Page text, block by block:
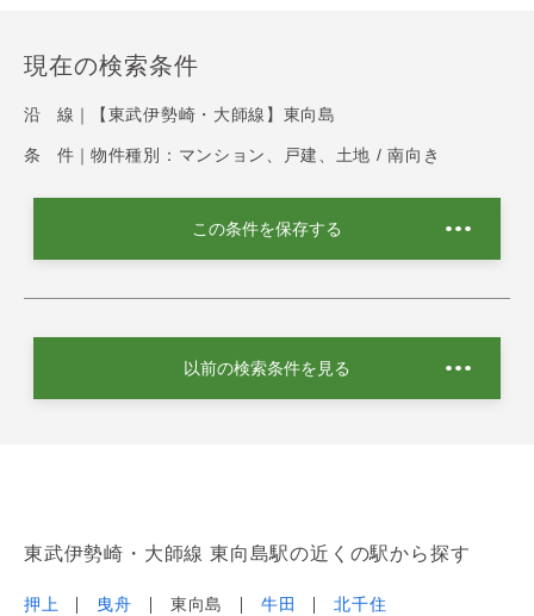
現在の検索条件
沿 線｜ 【東武伊勢崎・大師線】東向島
条 件｜ 物件種別：マンション、戸建、土地 / 南向き
この条件を保存する
以前の検索条件を見る
東武伊勢崎・大師線 東向島駅の近くの駅から探す
押上 曳舟 東向島 牛田 北千住